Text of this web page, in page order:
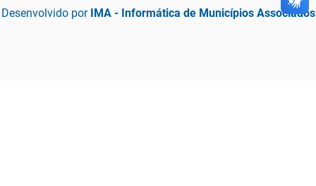
Desenvolvido por IMA - Informática de Municípios Associados